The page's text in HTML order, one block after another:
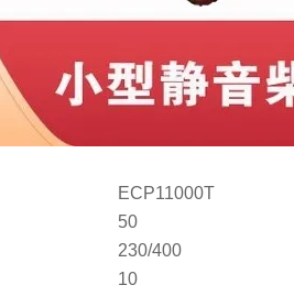
ECP11000T
50
230/400
10